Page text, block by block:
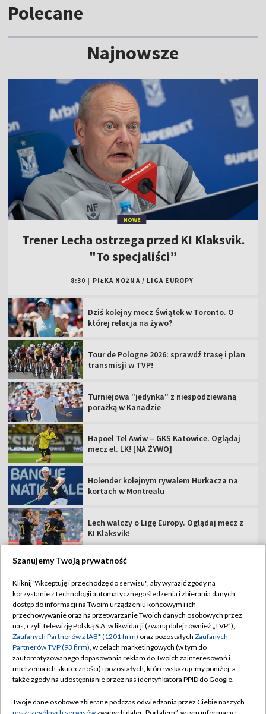
Polecane
Najnowsze
NOWE
Trener Lecha ostrzega przed KI Klaksvik.
"To specjaliści”
8:30 PIŁKA NOŻNA / LIGA EUROPY
Dziś kolejny mecz Świątek w Toronto. O
której relacja na żywo?
Tour de Pologne 2026: sprawdź trasę i plan
transmisji w TVP!
Turniejowa "jedynka" z niespodziewaną
porażką w Kanadzie
Hapoel Tel Awiw – GKS Katowice. Oglądaj
mecz el. LK! [NA ŻYWO]
Holender kolejnym rywalem Hurkacza na
kortach w Montrealu
Lech walczy o Ligę Europy. Oglądaj mecz z
KI Klaksvik!
TVP
Abonament TVP
Sklep TVP
Biuro Reklamy
Oferta Handlowa
Emisja w TVP
Regulamin TVP
Polityka prywatności
Moje zgody
Biuro reklamy
Szanujemy Twoją prywatność
Kliknij "Akceptuję i przechodzę do serwisu", aby wyrazić zgody na
korzystanie z technologii automatycznego śledzenia i zbierania danych,
dostęp do informacji na Twoim urządzeniu końcowym i ich
przechowywanie oraz na przetwarzanie Twoich danych osobowych przez
nas, czyli Telewizję Polską S.A. w likwidacji (zwaną dalej również „TVP”),
Zaufanych Partnerów z IAB* (1201 firm) oraz pozostałych Zaufanych
Partnerów TVP (93 firm), w celach marketingowych (w tym do
zautomatyzowanego dopasowania reklam do Twoich zainteresowań i
mierzenia ich skuteczności) i pozostałych, które wskazujemy poniżej, a
także zgody na udostępnianie przez nas identyfikatora PPID do Google.
Twoje dane osobowe zbierane podczas odwiedzania przez Ciebie naszych